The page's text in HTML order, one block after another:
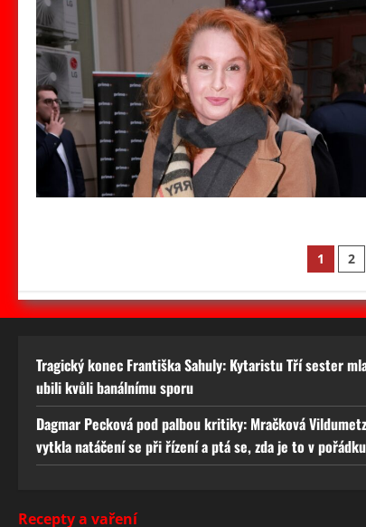
1 2
Tragický konec Františka Sahuly: Kytaristu Tří sester
ubili kvůli banálnímu sporu
Dagmar Pecková pod palbou kritiky: Mračková
vytkla natáčení se při řízení a ptá se, zda je to v pořádku
Recepty a vaření